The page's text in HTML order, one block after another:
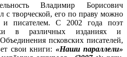
Владимир Борисович
с творческой, его по праву можно
и писателем. С 2002 года поэт
в различных изданиях и
псковских писателей,
свои книги: «Наши параллели»